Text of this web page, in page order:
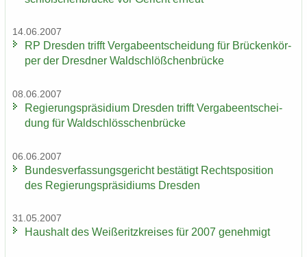
14.06.2007
RP Dres­den trifft Ver­ga­be­ent­schei­dung für Brü­cken­kör­
per der Dresd­ner Wald­schlöß­chen­brü­cke
08.06.2007
Re­gie­rungs­prä­si­di­um Dres­den trifft Ver­ga­be­ent­schei­
dung für Wald­schlöss­chen­brü­cke
06.06.2007
Bun­des­ver­fas­sungs­ge­richt be­stä­tigt Rechts­po­si­ti­on
des Re­gie­rungs­prä­si­di­ums Dres­den
31.05.2007
Haus­halt des Wei­ße­ritz­krei­ses für 2007 ge­neh­migt